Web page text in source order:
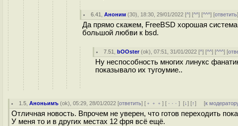
6.41 ,Аноним (30), 18:30, 29/01/2022 [^] [^^] [^^^] [ответить
Да прямо скажем, FreeBSD хорошая
большой любви к bsd.
7.51 ,bOOster(ok), 07:51, 31/01/2022 [^] [^^] [^^^] [
Ну неспособность многих линукс
показывало их тугоумие..
1.5 ,Аноньимъ (ok), 05:29, 28/01/2022 [ответить] [ ﹢﹢﹢] [ · · ·][↓] [↑] [к
Отличная новость. Впрочем не уверен, что готов переходить
У меня то и в других местах 12 фря всё ещё.